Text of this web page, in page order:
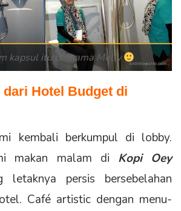
kapsul itu bernama Melly
dari Hotel Budget di
kembali berkumpul di lobby.
makan malam di Kopi Oey
persis bersebelahan
Café artistic dengan menu-